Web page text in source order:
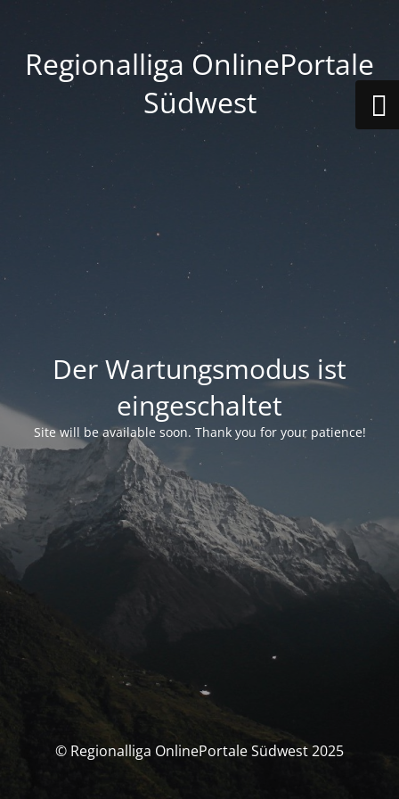
Regionalliga OnlinePortale
Südwest
Der Wartungsmodus ist
eingeschaltet
Site will be available soon. Thank you for your patience!
© Regionalliga OnlinePortale Südwest 2025